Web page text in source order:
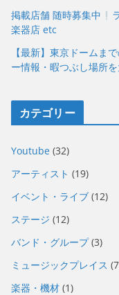
掲載店舗 随時募集中
楽器店 etc
【最新】東京ドームま
ー情報・暇つぶし場所
カテゴリー
Youtube (32)
アーティスト (19)
イベント・ライブ (12)
ステージ (12)
バンド・グループ(3)
ミュージックプレイス
楽器・機材 (1)